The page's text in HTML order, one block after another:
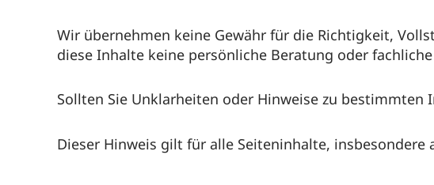
Wir übernehmen keine Gewähr für die Richtigkeit,
diese Inhalte keine persönliche Beratung oder
Sollten Sie Unklarheiten oder Hinweise zu
Dieser Hinweis gilt für alle Seiteninhalte,